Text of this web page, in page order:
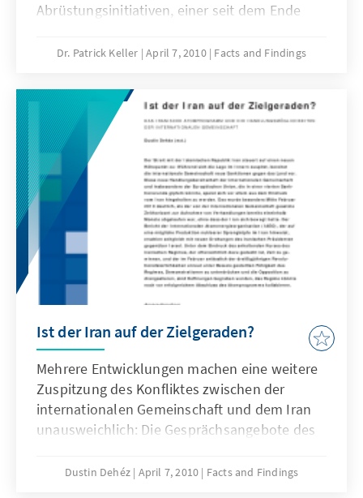
Abrüstungsinitiativen, einer seit dem Ende
sicherheitspolitischen Landschaft und der
Strategische Konzept muss sich die NATO mit
allen drei Fragen erneut auseinandersetzen.
Dieses Papier führt einige Überlegungen ins
Feld, warum die NATO auf die nukleare
Abschreckung nicht verzichten sollte und wie
dies im neuen Strategischen Konzept
reflektiert werden kann.
Dr. Patrick Keller April 7, 2010 Facts and Findings
Ist der Iran auf der Zielgeraden?
Mehrere Entwicklungen machen eine weitere
Zuspitzung des Konfliktes zwischen der
internationalen Gemeinschaft und dem Iran
unausweichlich: Die Gesprächsangebote des
seitens des Iran bislang ausgeschlagen.
Dustin Dehéz April 7, 2010 Facts and Findings